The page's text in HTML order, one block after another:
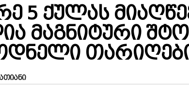
5 ქულას
მაგნიტური